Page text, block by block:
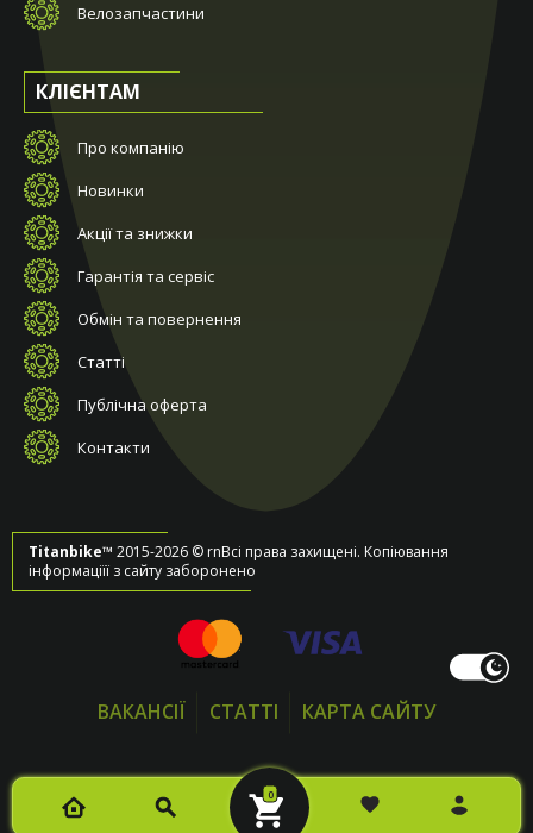
0
Велозапчастини
КЛІЄНТАМ
Про компанію
Новинки
Акції та знижки
Гарантія та сервіс
Обмін та повернення
Статті
Публічна оферта
Контакти
Titanbike™ 2015-2026 © rnВсі права захищені. Копіювання
інформаціїї з сайту заборонено
ВАКАНСІЇ СТАТТІ КАРТА САЙТУ